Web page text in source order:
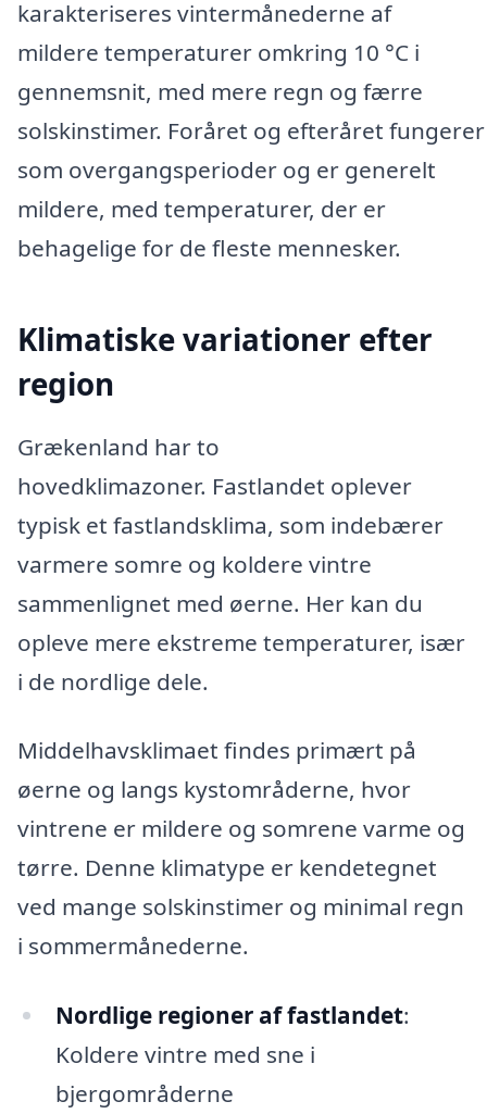
karakteriseres vintermånederne af
mildere temperaturer omkring 10 °C i
gennemsnit, med mere regn og færre
solskinstimer. Foråret og efteråret fungerer
som overgangsperioder og er generelt
mildere, med temperaturer, der er
behagelige for de fleste mennesker.
Klimatiske variationer efter
region
Grækenland har to
hovedklimazoner. Fastlandet oplever
typisk et fastlandsklima, som indebærer
varmere somre og koldere vintre
sammenlignet med øerne. Her kan du
opleve mere ekstreme temperaturer, især
i de nordlige dele.
Middelhavsklimaet findes primært på
øerne og langs kystområderne, hvor
vintrene er mildere og somrene varme og
tørre. Denne klimatype er kendetegnet
ved mange solskinstimer og minimal regn
i sommermånederne.
Nordlige regioner af fastlandet:
Koldere vintre med sne i
bjergområderne